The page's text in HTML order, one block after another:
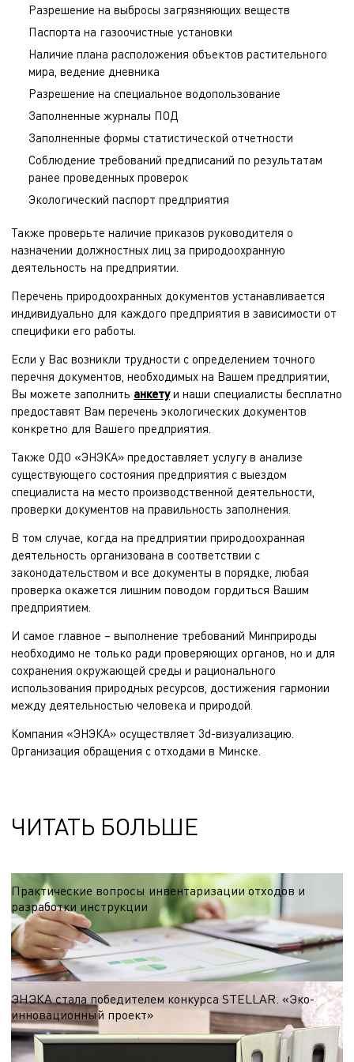
Разрешение на выбросы загрязняющих веществ
Паспорта на газоочистные установки
Наличие плана расположения объектов растительного
мира, ведение дневника
Разрешение на специальное водопользование
Заполненные журналы ПОД
Заполненные формы статистической отчетности
Соблюдение требований предписаний по результатам
ранее проведенных проверок
Экологический паспорт предприятия
Также проверьте наличие приказов руководителя о
назначении должностных лиц за природоохранную
деятельность на предприятии.
Перечень природоохранных документов устанавливается
индивидуально для каждого предприятия в зависимости от
специфики его работы.
Если у Вас возникли трудности с определением точного
перечня документов, необходимых на Вашем предприятии,
Вы можете заполнить анкетуи наши специалисты бесплатно
предоставят Вам перечень экологических документов
конкретно для Вашего предприятия.
Также ОДО «ЭНЭКА» предоставляет услугу в анализе
существующего состояния предприятия с выездом
специалиста на место производственной деятельности,
проверки документов на правильность заполнения.
В том случае, когда на предприятии природоохранная
деятельность организована в соответствии с
законодательством и все документы в порядке, любая
проверка окажется лишним поводом гордиться Вашим
предприятием.
И самое главное – выполнение требований Минприроды
необходимо не только ради проверяющих органов, но и для
сохранения окружающей среды и рационального
использования природных ресурсов, достижения гармонии
между деятельностью человека и природой.
Компания «ЭНЭКА» осуществляет 3d-визуализацию
Организация обращения с отходами в Минске.
ЧИТАТЬ БОЛЬШЕ
Практические вопросы инвентаризации отходов и
разработки инструкции
Ответы на часто возникающие вопросы, касающиеся проведения
инвентаризации отходов производства и разработки инструкции по
обращению с отходами производства.
03.08.2026
ЭНЭКА стала победителем конкурса STELLAR. «Эко-
инновационный проект»
Проект «Е3» компании ЭНЭКА занял первое место в национальном конкурсе
инноваций STELLAR Belarus ESG Award — первый в стране конкурс,
направленный на выявление и поддержку бизнес-инициатив, которые